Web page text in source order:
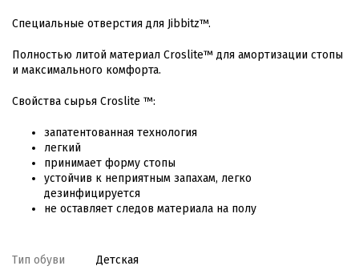
Специальные отверстия для Jibbitz™.
Полностью литой материал Croslite™ для амортизации стопы
и максимального комфорта.
Свойства сырья Croslite ™:
запатентованная технология
легкий
принимает форму стопы
устойчив к неприятным запахам, легко
дезинфицируется
не оставляет следов материала на полу
Тип обуви Детская